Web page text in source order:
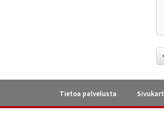
Tietoa palvelusta